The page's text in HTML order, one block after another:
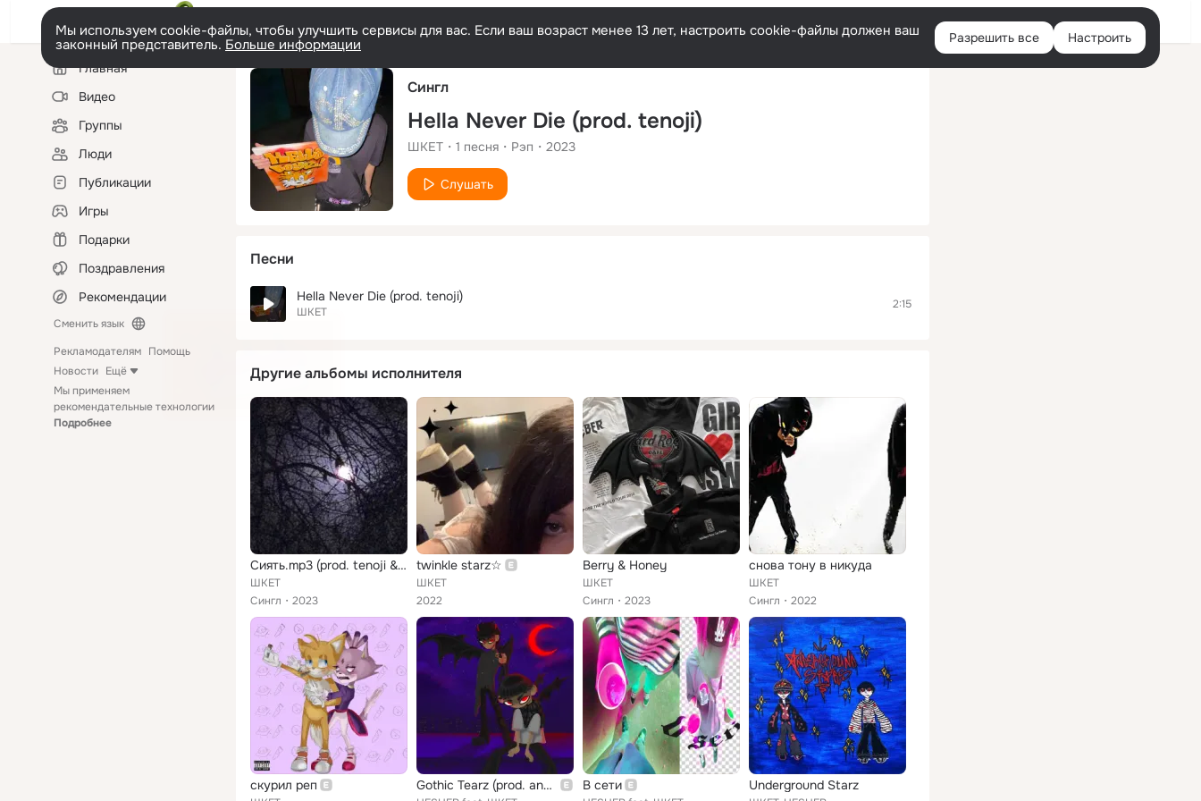
Русский Войти
Мы используем cookie-файлы, чтобы улучшить сервисы для вас. Если ваш возраст менее 13 лет, настроить cookie-файлы должен ваш
законный представитель. Больше информации Разрешить все Настроить
Левая
колонкаГлавная
Видео
Группы
Люди
Публикации
Игры
Подарки
Поздравления
Рекомендации
Сменить язык
Рекламодателям Помощь
Новости Ещё
Мы применяем
рекомендательные технологии
Подробнее
Сингл
Hella Never Die (prod. tenoji)
ШКЕТ 1 песня Рэп 2023
Слушать
Песни
Hella Never Die (prod. tenoji)
ШКЕТ
2:15
Другие альбомы исполнителя
Сиять.mp3 (prod. tenoji & angeless)
ШКЕТ
Сингл
2023
twinkle starz☆
ШКЕТ
2022
Berry & Honey
ШКЕТ
Сингл
2023
снова тону в никуда
ШКЕТ
Сингл
2022
скурил реп Gothic Tearz (prod. angela) В сети Underground Starz